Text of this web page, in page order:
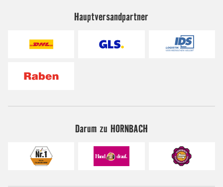
Hauptversandpartner
Darum zu HORNBACH